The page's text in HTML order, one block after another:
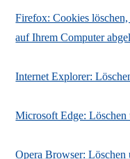
Firefox: Cookies
auf Ihrem Computer
Internet Explorer:
Microsoft Edge:
Opera Browser: